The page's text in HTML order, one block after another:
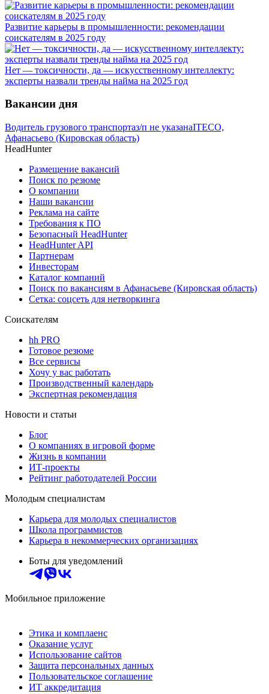
Развитие карьеры в промышленности: рекомендации
соискателям в 2025 году
Нет — токсичности, да — искусственному интеллекту:
эксперты назвали тренды найма на 2025 год
Вакансии дня
Водитель грузового транспортаз/п не указанаITECO,
Афанасьево (Кировская область)
HeadHunter
Размещение вакансий
Поиск по резюме
О компании
Наши вакансии
Реклама на сайте
Требования к ПО
Безопасный HeadHunter
HeadHunter API
Партнерам
Инвесторам
Каталог компаний
Поиск по вакансиям в Афанасьеве (Кировская область)
Сетка: соцсеть для нетворкинга
Соискателям
hh PRO
Готовое резюме
Все сервисы
Хочу у вас работать
Производственный календарь
Экспертная рекомендация
Новости и статьи
Блог
О компаниях в игровой форме
Жизнь в компании
ИТ-проекты
Рейтинг работодателей России
Молодым специалистам
Карьера для молодых специалистов
Школа программистов
Карьера в некоммерческих организациях
Боты для уведомлений
Мобильное приложение
Этика и комплаенс
Оказание услуг
Использование сайтов
Защита персональных данных
Пользовательское соглашение
ИТ аккредитация